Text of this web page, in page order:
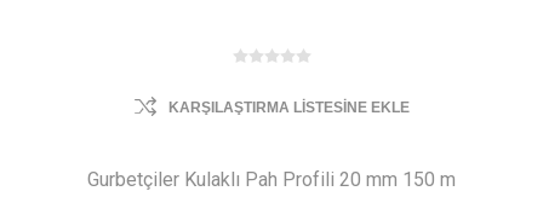
KARŞILAŞTIRMA LISTESINE EKLE
Gurbetçiler Kulaklı Pah Profili 20 mm 150 m